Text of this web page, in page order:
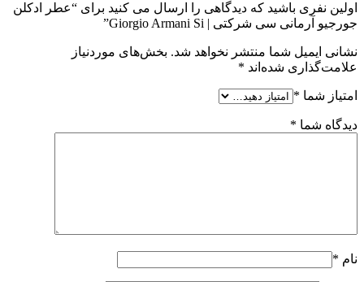
اولین نفری باشید که دیدگاهی را ارسال می کنید برای “عطر ادکلن
جورجیو آرمانی سی شرکتی | Giorgio Armani Si”
نشانی ایمیل شما منتشر نخواهد شد. بخش‌های موردنیاز
علامت‌گذاری شده‌اند *
امتیاز شما *
دیدگاه شما *
نام *